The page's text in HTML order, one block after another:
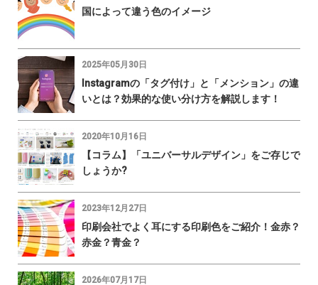
国によって違う色のイメージ
2025年05月30日
Instagramの「タグ付け」と「メンション」の違
いとは？効果的な使い分け方を解説します！
2020年10月16日
【コラム】「ユニバーサルデザイン」をご存じで
しょうか?
2023年12月27日
印刷会社でよく耳にする印刷色をご紹介！金赤？
赤金？青金？
2026年07月17日